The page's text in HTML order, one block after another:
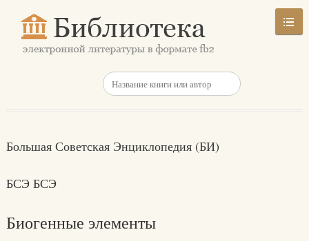
Большая Советская Энциклопедия (БИ)
БСЭ БСЭ
Биогенные элементы